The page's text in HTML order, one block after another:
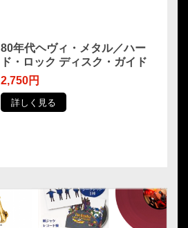
80年代ヘヴィ・メタル／ハー
ド・ロック ディスク・ガイド
2,750円
詳しく見る